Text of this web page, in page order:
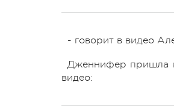
- говорит в видео
Дженнифер пришла
видео: